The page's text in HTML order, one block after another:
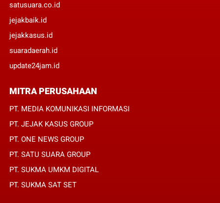
satusuara.co.id
jejakbaik.id
jejakkasus.id
suaradaerah.id
update24jam.id
MITRA PERUSAHAAN
PT. MEDIA KOMUNIKASI INFORMASI
PT. JEJAK KASUS GROUP
PT. ONE NEWS GROUP
PT. SATU SUARA GROUP
PT. SUKMA UMKM DIGITAL
PT. SUKMA SAT SET